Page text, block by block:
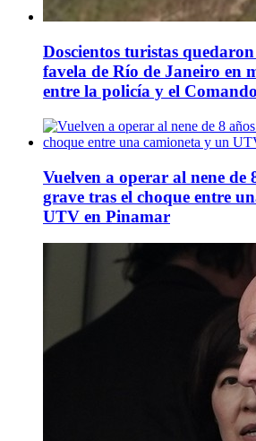
Doscientos turistas
favela de Río de Janeiro en
entre la policía y el
Vuelven a operar al nene de
grave tras el choque entre
UTV en Pinamar